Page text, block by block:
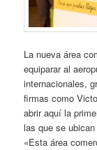
La nueva área
equiparar al
internacionales,
firmas como
abrir aquí la
las que se
«Esta área